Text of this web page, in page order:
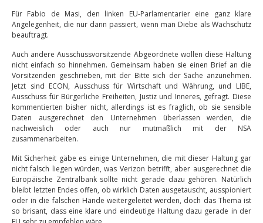
Für Fabio de Masi, den linken EU-Parlamentarier eine ganz klare
Angelegenheit, die nur dann passiert, wenn man Diebe als Wachschutz
beauftragt.
Auch andere Ausschussvorsitzende Abgeordnete wollen diese Haltung
nicht einfach so hinnehmen. Gemeinsam haben sie einen Brief an die
Vorsitzenden geschrieben, mit der Bitte sich der Sache anzunehmen.
Jetzt sind ECON, Ausschuss für Wirtschaft und Währung, und LIBE,
Ausschuss für Bürgerliche Freiheiten, Justiz und Inneres, gefragt. Diese
kommentierten bisher nicht, allerdings ist es fraglich, ob sie sensible
Daten ausgerechnet den Unternehmen überlassen werden, die
nachweislich oder auch nur mutmaßlich mit der NSA
zusammenarbeiten.
Mit Sicherheit gäbe es einige Unternehmen, die mit dieser Haltung gar
nicht falsch liegen würden, was Verizon betrifft, aber ausgerechnet die
Europäische Zentralbank sollte nicht gerade dazu gehören. Natürlich
bleibt letzten Endes offen, ob wirklich Daten ausgetauscht, ausspioniert
oder in die falschen Hände weitergeleitet werden, doch das Thema ist
so brisant, dass eine klare und eindeutige Haltung dazu gerade in der